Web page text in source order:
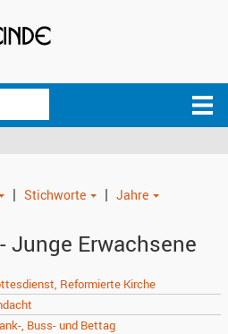
| Stichworte | Jahre
Junge Erwachsene
Reformierte Kirche
, Buss- und Bettag